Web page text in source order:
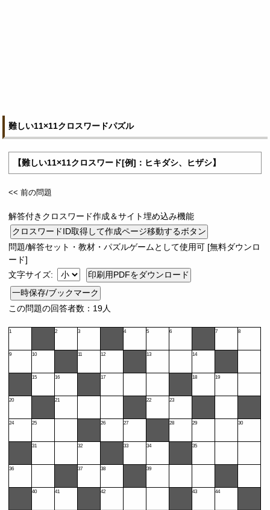
難しい11×11クロスワードパズル
【難しい11×11クロスワード[例]：ヒキダシ、ヒザシ】
<< 前の問題
解答付きクロスワード作成＆サイト埋め込み機能
問題/解答セット・教材・パズルゲームとして使用可 [無料ダウンロ
ード]
文字サイズ:
一時保存/ブックマーク
この問題の回答者数：19人
1 2 3 4 5 6 7 8
9 10 11 12 13 14
15 16 17 18 19
20 21 22 23
24 25 26 27 28 29 30
31 32 33 34 35
36 37 38 39
40 41 42 43 44